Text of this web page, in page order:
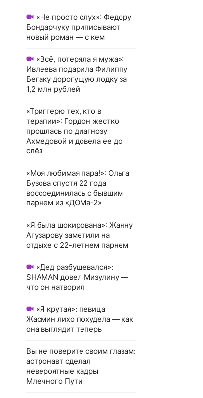
«Не просто слух»: Федору
Бондарчуку приписывают
новый роман — с кем
«Всё, потеряла я мужа»:
Ивлеева подарила Филиппу
Бегаку дорогущую лодку за
1,2 млн рублей
«Триггерю тех, кто в
терапии»: Гордон жестко
прошлась по диагнозу
Ахмедовой и довела ее до
слёз
«Моя любимая пара!»: Ольга
Бузова спустя 22 года
воссоединилась с бывшим
парнем из «ДОМа-2»
«Я была шокирована»: Жанну
Агузарову заметили на
отдыхе с 22-летнем парнем
«Дед разбушевался»:
SHAMAN довел Мизулину —
что он натворил
«Я крутая»: певица
Жасмин лихо похудела — как
она выглядит теперь
Вы не поверите своим глазам:
астронавт сделал
невероятные кадры
Млечного Пути